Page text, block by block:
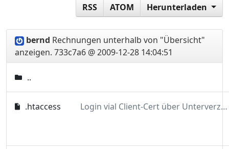
RSS
ATOM Herunterladen
bernd Rechnungen unterhalb von "Übersicht"
anzeigen. 733c7a6 @ 2009-12-28 14:04:51
..
.htaccess Login vial Client-Cert über Unterverzeichnis